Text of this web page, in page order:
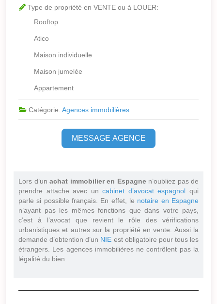
Type de propriété en VENTE ou à LOUER:
Rooftop
Atico
Maison individuelle
Maison jumelée
Appartement
Catégorie: Agences immobilières
MESSAGE AGENCE
Lors d’un achat immobilier en Espagnen’oubliez pas de
prendre attache avec uncabinet d’avocat espagnol qui
parle si possible français. En effet, le notaire en Espagne
n’ayant pas les mêmes fonctions que dans votre pays,
c’est à l’avocat que revient le rôle des vérifications
urbanistiques et autres sur la propriété en vente. Aussi la
demande d’obtention d’un NIE est obligatoire pour tous les
étrangers. Les agences immobilières ne contrôlent pas la
légalité du bien.